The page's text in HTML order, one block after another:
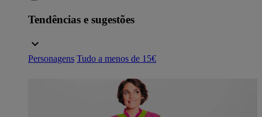
Tendências e sugestões
Personagens Tudo a menos de 15€